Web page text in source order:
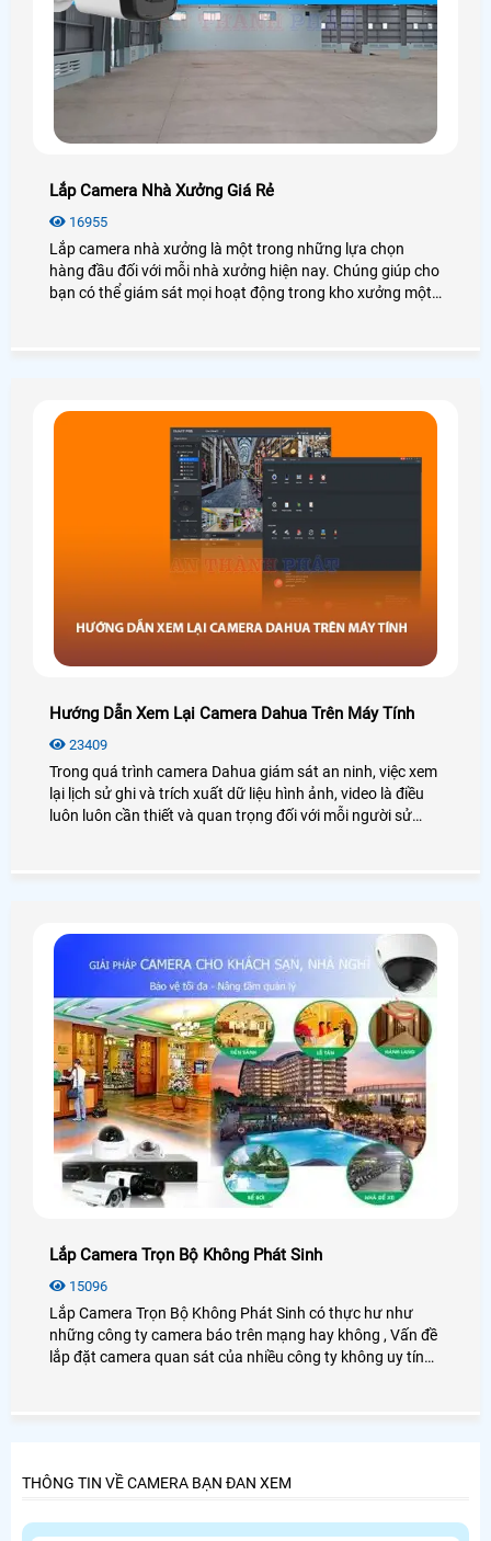
Lắp Camera Nhà Xưởng Giá Rẻ
16955
Lắp camera nhà xưởng là một trong những lựa chọn
hàng đầu đối với mỗi nhà xưởng hiện nay. Chúng giúp cho
bạn có thể giám sát mọi hoạt động trong kho xưởng một
Hướng Dẫn Xem Lại Camera Dahua Trên Máy Tính
23409
Trong quá trình camera Dahua giám sát an ninh, việc xem
lại lịch sử ghi và trích xuất dữ liệu hình ảnh, video là điều
luôn luôn cần thiết và quan trọng đối với mỗi người sử
Lắp Camera Trọn Bộ Không Phát Sinh
15096
Lắp Camera Trọn Bộ Không Phát Sinh có thực hư như
những công ty camera báo trên mạng hay không , Vấn đề
lắp đặt camera quan sát của nhiều công ty không uy tín
THÔNG TIN VỀ CAMERA BẠN ĐAN XEM